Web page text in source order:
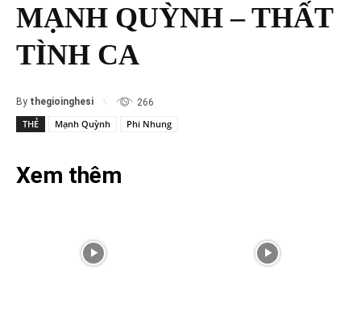
MẠNH QUỲNH – THẤT
TÌNH CA
By thegioinghesi 266
THẺ Mạnh Quỳnh Phi Nhung
Xem thêm